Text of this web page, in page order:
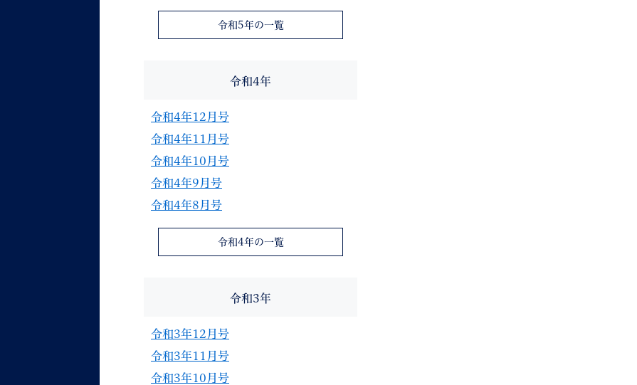
令和5年の一覧
令和4年
令和4年12月号
令和4年11月号
令和4年10月号
令和4年9月号
令和4年8月号
令和4年の一覧
令和3年
令和3年12月号
令和3年11月号
令和3年10月号